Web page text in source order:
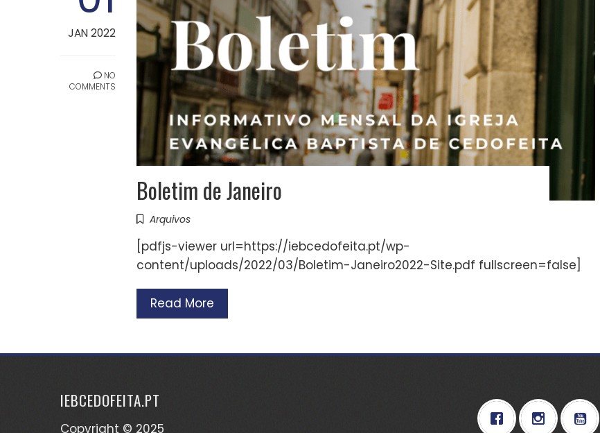
JAN 2022
NO
COMMENTS
Boletim de Janeiro
Arquivos
[pdfjs-viewer url=https://iebcedofeita.pt/wp-
content/uploads/2022/03/Boletim-Janeiro2022-Site.pdf fullscreen=false]
Read More
IEBCEDOFEITA.PT
Copyright © 2025